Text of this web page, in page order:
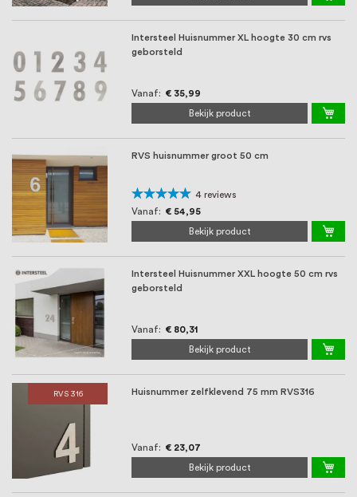
Intersteel Huisnummer XL hoogte 30 cm rvs
geborsteld
Vanaf € 35,99
Bekijk product
RVS huisnummer groot 50 cm
Waardering:
95%
4 reviews
Vanaf
€ 54,95
Bekijk product
Intersteel Huisnummer XXL hoogte 50 cm rvs
geborsteld
Vanaf € 80,31
Bekijk product
RVS 316 Huisnummer zelfklevend 75 mm RVS316
Vanaf € 23,07
Bekijk product